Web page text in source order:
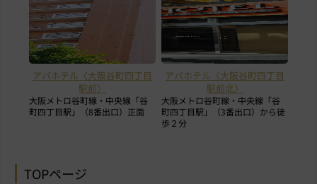
アパホテル〈大阪谷町四丁目
駅前〉
大阪メトロ谷町線・中央線「谷
町四丁目駅」（8番出口）正面
アパホテル〈大阪谷町四丁目
駅前北〉
大阪メトロ谷町線・中央線「谷
町四丁目駅」（3番出口）から徒
歩２分
TOPページ